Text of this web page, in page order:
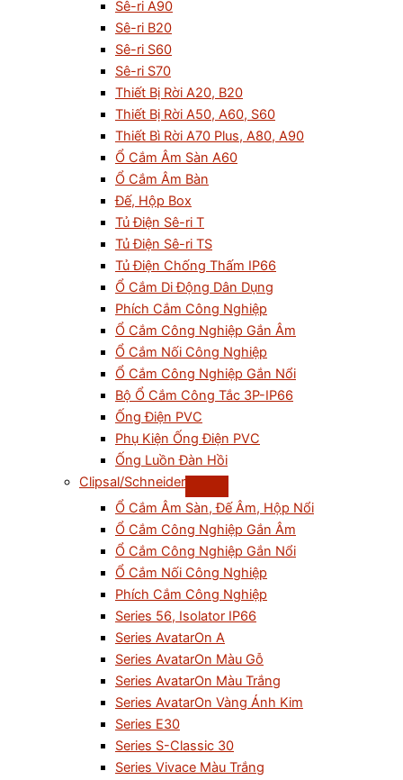
Sê-ri A90
Sê-ri B20
Sê-ri S60
Sê-ri S70
Thiết Bị Rời A20, B20
Thiết Bị Rời A50, A60, S60
Thiết Bì Rời A70 Plus, A80, A90
Ổ Cắm Âm Sàn A60
Ổ Cắm Âm Bàn
Đế, Hộp Box
Tủ Điện Sê-ri T
Tủ Điện Sê-ri TS
Tủ Điện Chống Thấm IP66
Ổ Cắm Di Động Dân Dụng
Phích Cắm Công Nghiệp
Ổ Cắm Công Nghiệp Gắn Âm
Ổ Cắm Nối Công Nghiệp
Ổ Cắm Công Nghiệp Gắn Nổi
Bộ Ổ Cắm Công Tắc 3P-IP66
Ống Điện PVC
Phụ Kiện Ống Điện PVC
Ống Luồn Đàn Hồi
Clipsal/Schneider
Ổ Cắm Âm Sàn, Đế Âm, Hộp Nổi
Ổ Cắm Công Nghiệp Gắn Âm
Ổ Cắm Công Nghiệp Gắn Nổi
Ổ Cắm Nối Công Nghiệp
Phích Cắm Công Nghiệp
Series 56, Isolator IP66
Series AvatarOn A
Series AvatarOn Màu Gỗ
Series AvatarOn Màu Trắng
Series AvatarOn Vàng Ánh Kim
Series E30
Series S-Classic 30
Series Vivace Màu Trắng